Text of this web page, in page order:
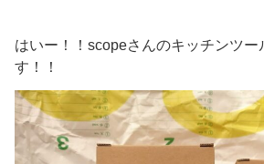
はいー！！scopeさんのキッチンツー
す！！